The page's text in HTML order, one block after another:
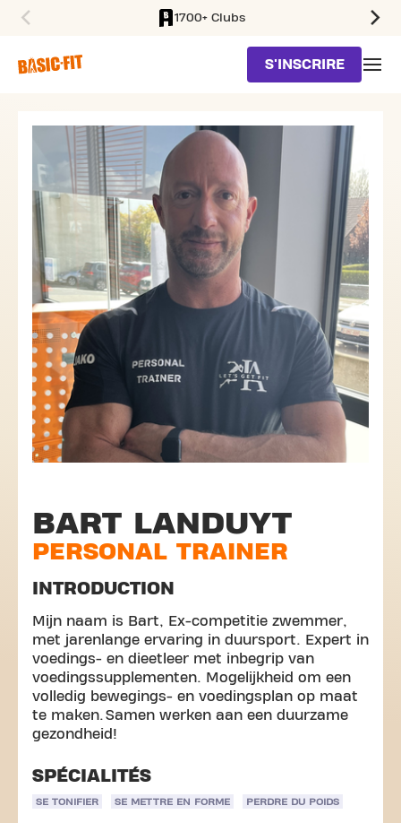
1700+ Clubs
S'INSCRIRE
BART LANDUYT
PERSONAL TRAINER
INTRODUCTION
Mijn naam is Bart, Ex-competitie zwemmer,
met jarenlange ervaring in duursport. Expert in
voedings- en dieetleer met inbegrip van
voedingssupplementen. Mogelijkheid om een
volledig bewegings- en voedingsplan op maat
te maken. Samen werken aan een duurzame
gezondheid!
SPÉCIALITÉS
SE TONIFIER SE METTRE EN FORME PERDRE DU POIDS